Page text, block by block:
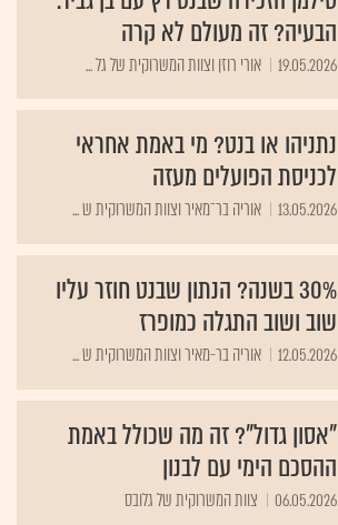
הבעיה? זה מעולם לא קרה
19.05.2026 אורי רוזן וצוות המשרוקית של גל ...
נתניהו או בנט? מי באמת אחראי
לכניסת הפועלים מעזה
13.05.2026 אוריה בר־מאיר וצוות המשרוקית ש ...
30% בשנה? הנתון שבנט חוזר עליו
שוב ושוב התגלה כמופרז
12.05.2026 אוריה בר-מאיר וצוות המשרוקית ש ...
"אסון גדול"? זה מה שכולל באמת
ההסכם הימי עם לבנון
06.05.2026 צוות המשרוקית של גלובס